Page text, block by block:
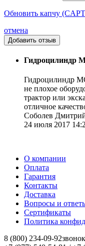
Обновить капчу
отмена
Гидроцилиндр
Гидроцилиндр
не плохое
трактор или
отличное
Соболев
24 июля 2017
О компании
Оплата
Гарантия
Контакты
Доставка
Вопросы и
Сертификаты
Политика
8 (800) 234-09-92